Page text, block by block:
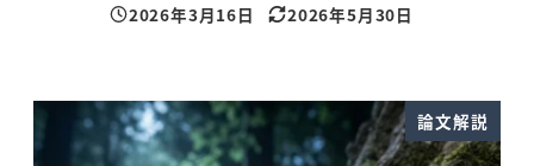
投稿日
2026年3月16日
更新日
2026年5月30日
論文解説